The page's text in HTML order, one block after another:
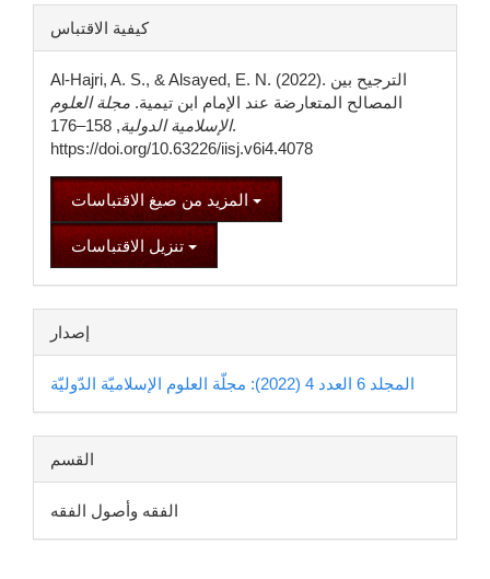
تفاصيل
المقالة
كيفية الاقتباس
Al-Hajri, A. S., & Alsayed, E. N. (2022). الترجيح بين
المصالح المتعارضة عند الإمام ابن تيمية. مجلة العلوم
الإسلامية الدولية
, 158–176.
https://doi.org/10.63226/iisj.v6i4.4078
المزيد من صيغ الاقتباسات
تنزيل الاقتباسات
إصدار
المجلد 6 العدد 4 (2022): مجلّة العلوم الإسلاميّة الدّوليّة
القسم
الفقه وأصول الفقه